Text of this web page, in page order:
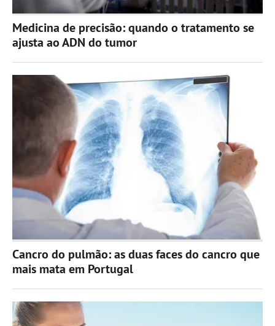
Medicina de precisão: quando o tratamento se
ajusta ao ADN do tumor
Cancro do pulmão: as duas faces do cancro que
mais mata em Portugal